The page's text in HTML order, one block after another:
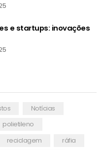
e startups: inovações
Notícias
polietileno
reciclagem
ráfia